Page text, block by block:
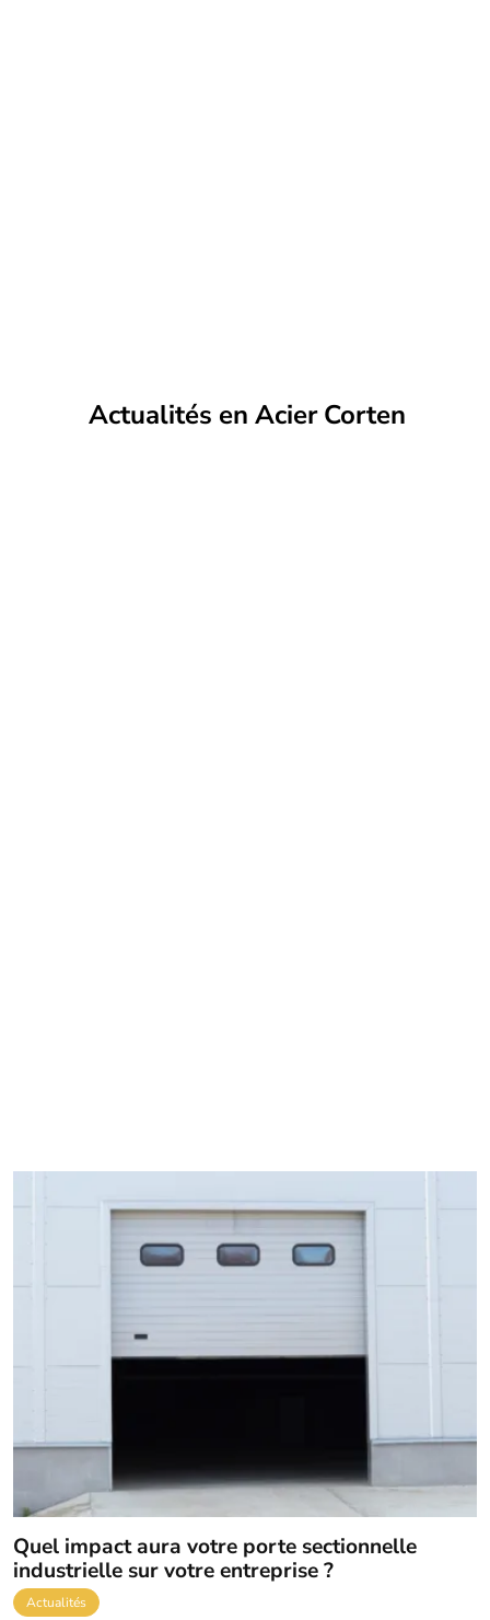
Actualités en Acier Corten
Quel impact aura votre porte sectionnelle
industrielle sur votre entreprise ?
Actualités